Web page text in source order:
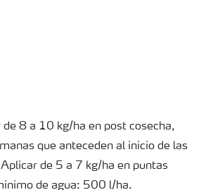
8 a 10 kg/ha en post cosecha,
que anteceden al inicio de las
de 5 a 7 kg/ha en puntas
de agua: 500 l/ha.